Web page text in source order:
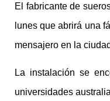
El fabricante de
lunes que abrirá una
mensajero en la
La instalación se
universidades